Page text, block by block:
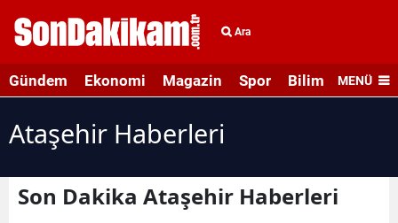
Ara
Gündem Ekonomi Magazin Spor Bilim veMENÜ
Ataşehir Haberleri
Son Dakika Ataşehir Haberleri